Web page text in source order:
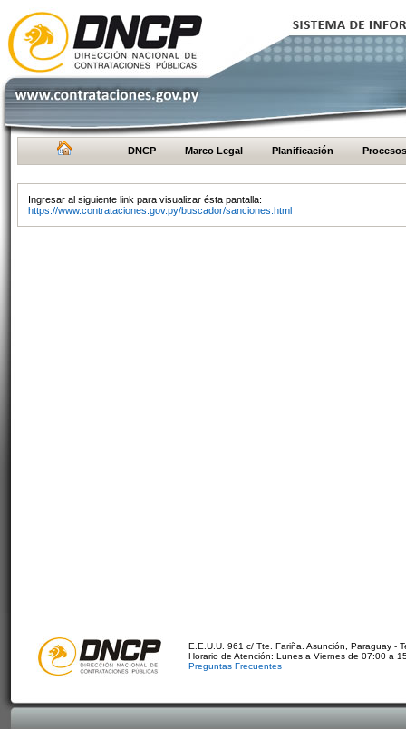
DNCP Marco Legal Planificación Procesos
Ingresar al siguiente link para visualizar ésta pantalla:
https://www.contrataciones.gov.py/buscador/sanciones.html
E.E.U.U. 961 c/ Tte. Fariña. Asunción, Paraguay -
Horario de Atención: Lunes a Viernes de 07:00 a
Preguntas Frecuentes